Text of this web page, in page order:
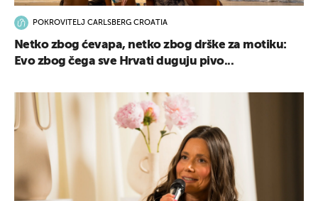
POKROVITELJ CARLSBERG CROATIA
Netko zbog ćevapa, netko zbog drške za motiku:
Evo zbog čega sve Hrvati duguju pivo...